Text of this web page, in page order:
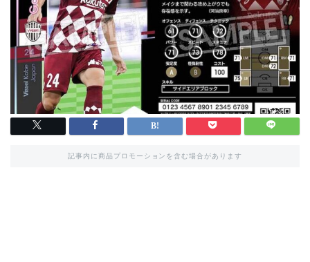
記事内に商品プロモーションを含む場合があります